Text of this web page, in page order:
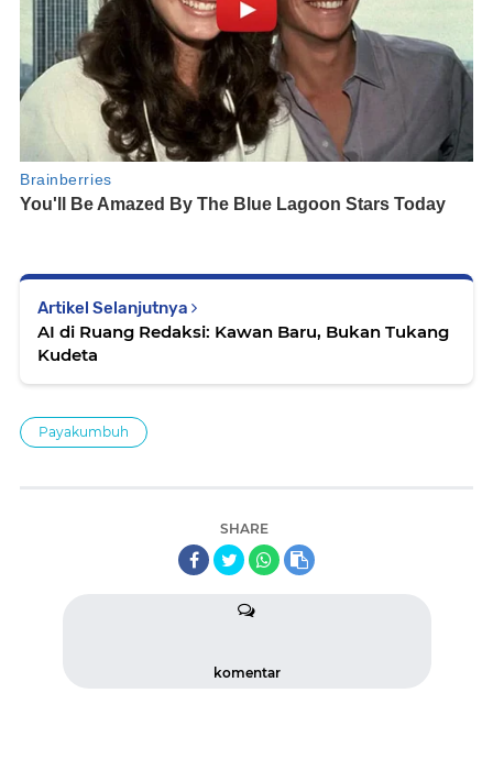
Artikel Selanjutnya
AI di Ruang Redaksi: Kawan Baru, Bukan Tukang
Kudeta
Payakumbuh
SHARE
komentar